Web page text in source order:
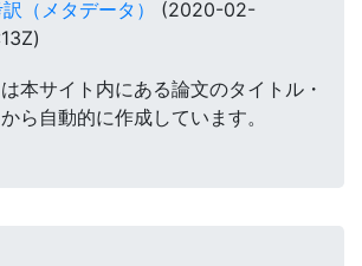
（メタデータ）
(2020-02-
本サイト内にある論文のタイトル・
ら自動的に作成しています。